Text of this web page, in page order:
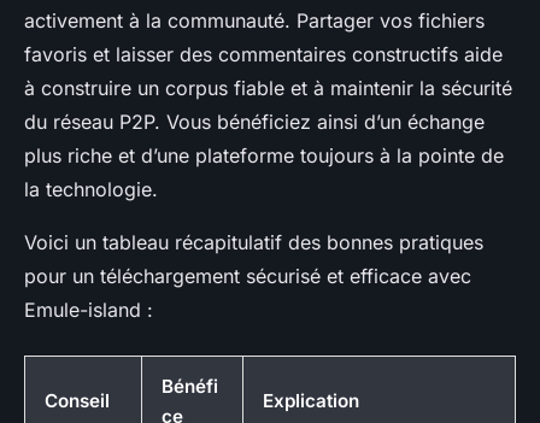
activement à la communauté. Partager vos fichiers
favoris et laisser des commentaires constructifs aide
à construire un corpus fiable et à maintenir la sécurité
du réseau P2P. Vous bénéficiez ainsi d’un échange
plus riche et d’une plateforme toujours à la pointe de
la technologie.
Voici un tableau récapitulatif des bonnes pratiques
pour un téléchargement sécurisé et efficace avec
Emule-island :
Conseil
Bénéfi
ce
Explication